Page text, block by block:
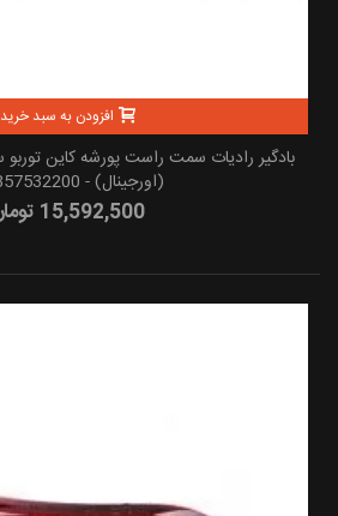
افزودن به سبد خرید
(اورجینال) - 95857532200
15,592,500 تومان